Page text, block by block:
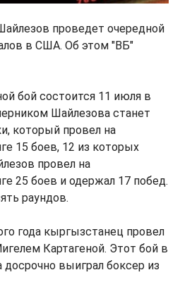
проведет очередной
в США. Об этом "ВБ"
бой состоится 11 июля в
Шайлезова станет
который провел на
15 боев, 12 из которых
провел на
25 боев и одержал 17 побед.
раундов.
года кыргызстанец провел
Картагеной. Этот бой в
досрочно выиграл боксер из